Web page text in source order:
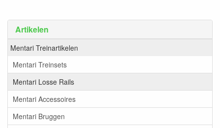
Artikelen
Mentari Treinartikelen
Mentari Treinsets
Mentari Losse Rails
Mentari Accessoires
Mentari Bruggen